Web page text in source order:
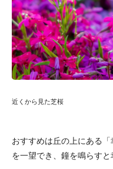
近くから見た芝桜
おすすめは丘の上にある
を一望でき、鐘を鳴らすと